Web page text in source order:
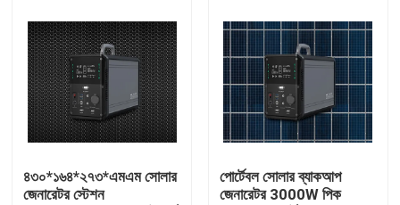
খবর
সোলার জেনারেটর স্টেশন
পোর্টেবল পাওয়ার স্টেশন জেনারেটর
সোলার প্যানেল জেনারেটর
৪৩০*১৬৪*২৭৩*এমএম সোলার
জেনারেটর স্টেশন
পোর্টেবল সোলার ব্যাকআপ
জেনারেটর 3000W পিক